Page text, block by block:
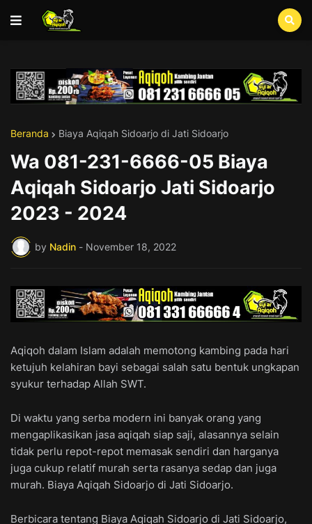
Beranda Biaya Aqiqah Sidoarjo di Jati Sidoarjo
Wa 081-231-6666-05 Biaya
Aqiqah Sidoarjo Jati Sidoarjo
2023 - 2024
by Nadin - November 18, 2022
Aqiqoh dalam Islam adalah memotong kambing pada hari
ketujuh kelahiran bayi sebagai salah satu bentuk ungkapan
syukur terhadap Allah SWT.
Di waktu yang serba modern ini banyak orang yang
mengaplikasikan jasa aqiqah siap saji, alasannya selain
tidak perlu repot-repot memasak sendiri dan harganya
juga cukup relatif murah serta rasanya sedap dan juga
murah. Biaya Aqiqah Sidoarjo di Jati Sidoarjo.
Berbicara tentang Biaya Aqiqah Sidoarjo di Jati Sidoarjo,